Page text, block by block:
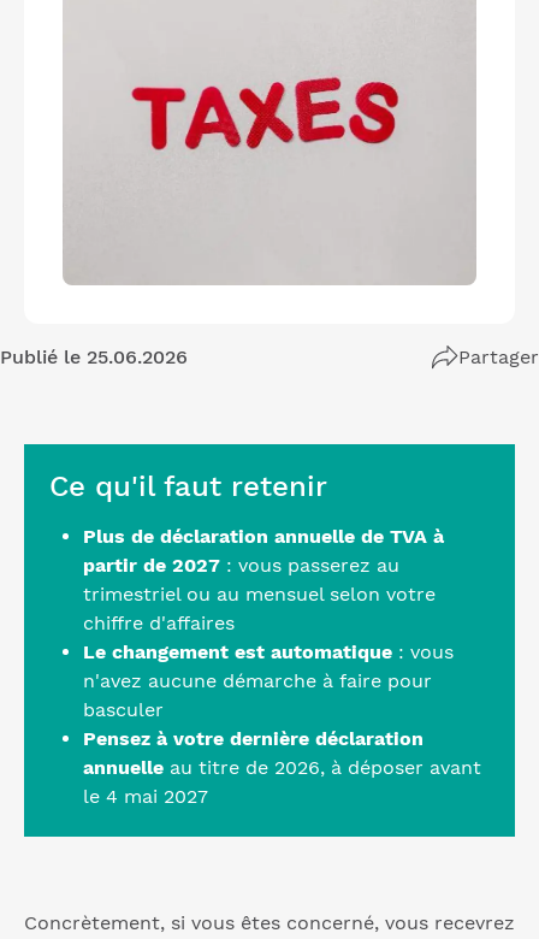
Publié le 25.06.2026 Partager
Ce qu'il faut retenir
Plus de déclaration annuelle de TVA à
partir de 2027 : vous passerez au
trimestriel ou au mensuel selon votre
chiffre d'affaires
Le changement est automatique : vous
n'avez aucune démarche à faire pour
basculer
Pensez à votre dernière déclaration
annuelle au titre de 2026, à déposer avant
le 4 mai 2027
Concrètement, si vous êtes concerné, vous recevrez